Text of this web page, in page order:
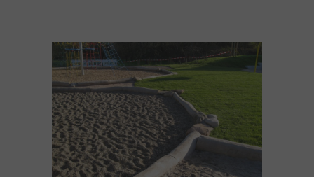
Bildergalerie überspringen